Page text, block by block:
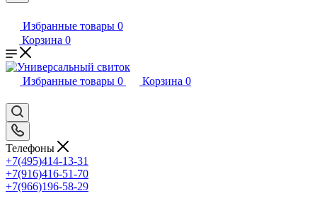
Избранные товары 0
Корзина 0
Избранные товары 0 Корзина 0
Телефоны
+7(495)414-13-31
+7(916)416-51-70
+7(966)196-58-29